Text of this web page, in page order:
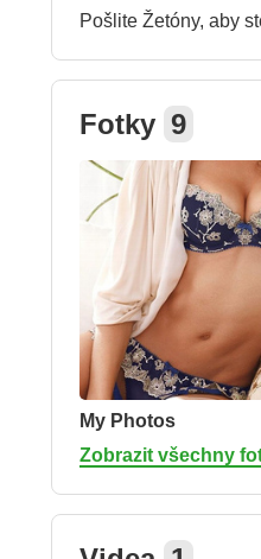
Pošlite Žetóny, aby
Fotky 9
My Photos
Zobrazit všechny